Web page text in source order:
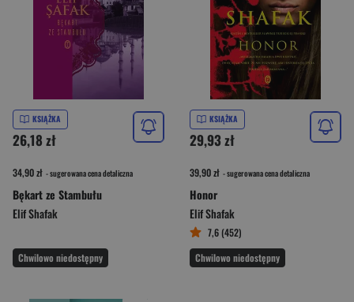
KSIĄŻKA
26,18 zł
34,90 zł - sugerowana cena detaliczna
Bękart ze Stambułu
Elif Shafak
Chwilowo niedostępny
KSIĄŻKA
29,93 zł
39,90 zł - sugerowana cena detaliczna
Honor
Elif Shafak
7,6 (452)
Chwilowo niedostępny